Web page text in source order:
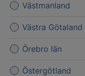
Västmanland
Västra Götaland
Örebro län
Östergötland